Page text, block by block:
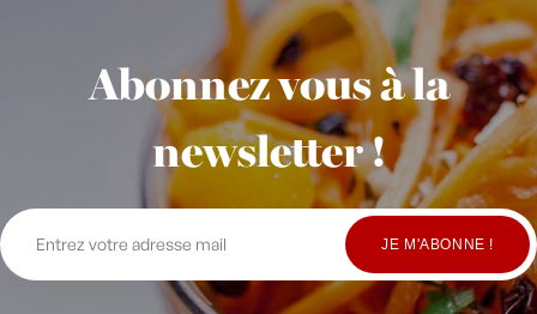
Abonnez vous à la
newsletter !